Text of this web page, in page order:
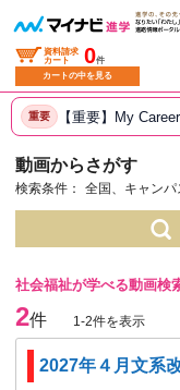
資料請求
カート
0件
カートの中を見る
重要 【重要】My
動画からさがす
検索条件： 全国、キャン
社会福祉が学べる動画検
2件 1-2件を表示
2027年４月文系